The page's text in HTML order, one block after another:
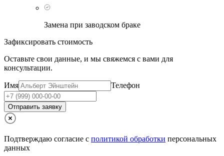
Замена при заводском браке
Зафиксировать стоимость
Оставьте свои данные, и мы свяжемся с вами для
консультации.
Имя Телефон
Отправить заявку
Подтверждаю согласие с политикой обработки персональных
данных